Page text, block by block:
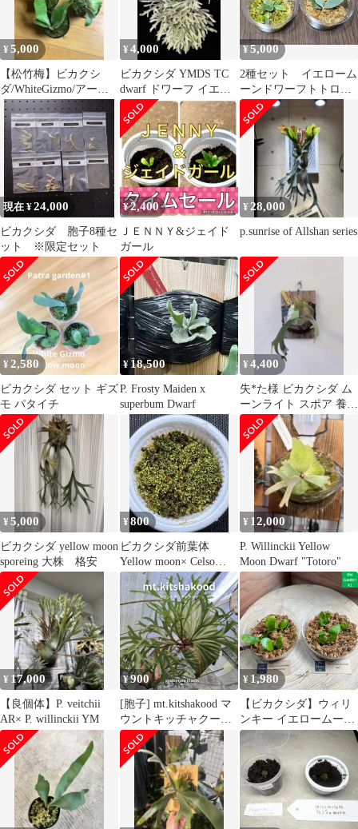
¥5,000
【松竹梅】ビカクシ
ダ/WhiteGizmo/アーバ
ンリバー/イエロームー
ン
¥4,000
ビカクシダ YMDS TC
dwarf ドワーフ イエロ
ームーン Y4-2
¥5,000
2種セット イエローム
ーンドワーフトトロ
ジェニー
現在 ¥24,000
ビカクシダ 胞子8種セ
ット ※限定セット
¥2,400
ＪＥＮＮＹ&ジェイド
ガール
¥ 28,000
p.sunrise of Allshan series
¥2,580
ビカクシダ セット ギズ
モ パタイチ
¥ 18,500
P. Frosty Maiden x
superbum Dwarf
¥4,400
失*た様 ビカクシダ ム
ーンライト スポア 養生
済 タグ付 Moon Light
¥5,000
ビカクシダ yellow moon
sporeing 大株 格安
¥800
ビカクシダ前葉体
Yellow moon× Celso
Tatsuta ②
¥ 12,000
P. Willinckii Yellow
Moon Dwarf "Totoro"
¥ 17,000
【良個体】P. veitchii
AR× P. willinckii YM
¥900
[胞子] mt.kitshakood マ
ウントキッチャクー
ド ビカクシダ
¥1,980
【ビカクシダ】ウィリ
ンキー イエロームー
ン・バリ 幼苗
WYB012【コウモリラ
ン】